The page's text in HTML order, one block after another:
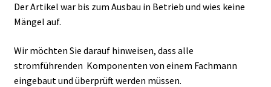
Der Artikel war bis zum Ausbau in Betrieb und wies keine
Mängel auf.
Wir möchten Sie darauf hinweisen, dass alle
stromführenden Komponenten von einem Fachmann
eingebaut und überprüft werden müssen.